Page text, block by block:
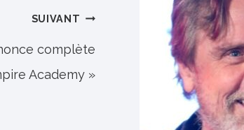
SUIVANT
complète
Academy »